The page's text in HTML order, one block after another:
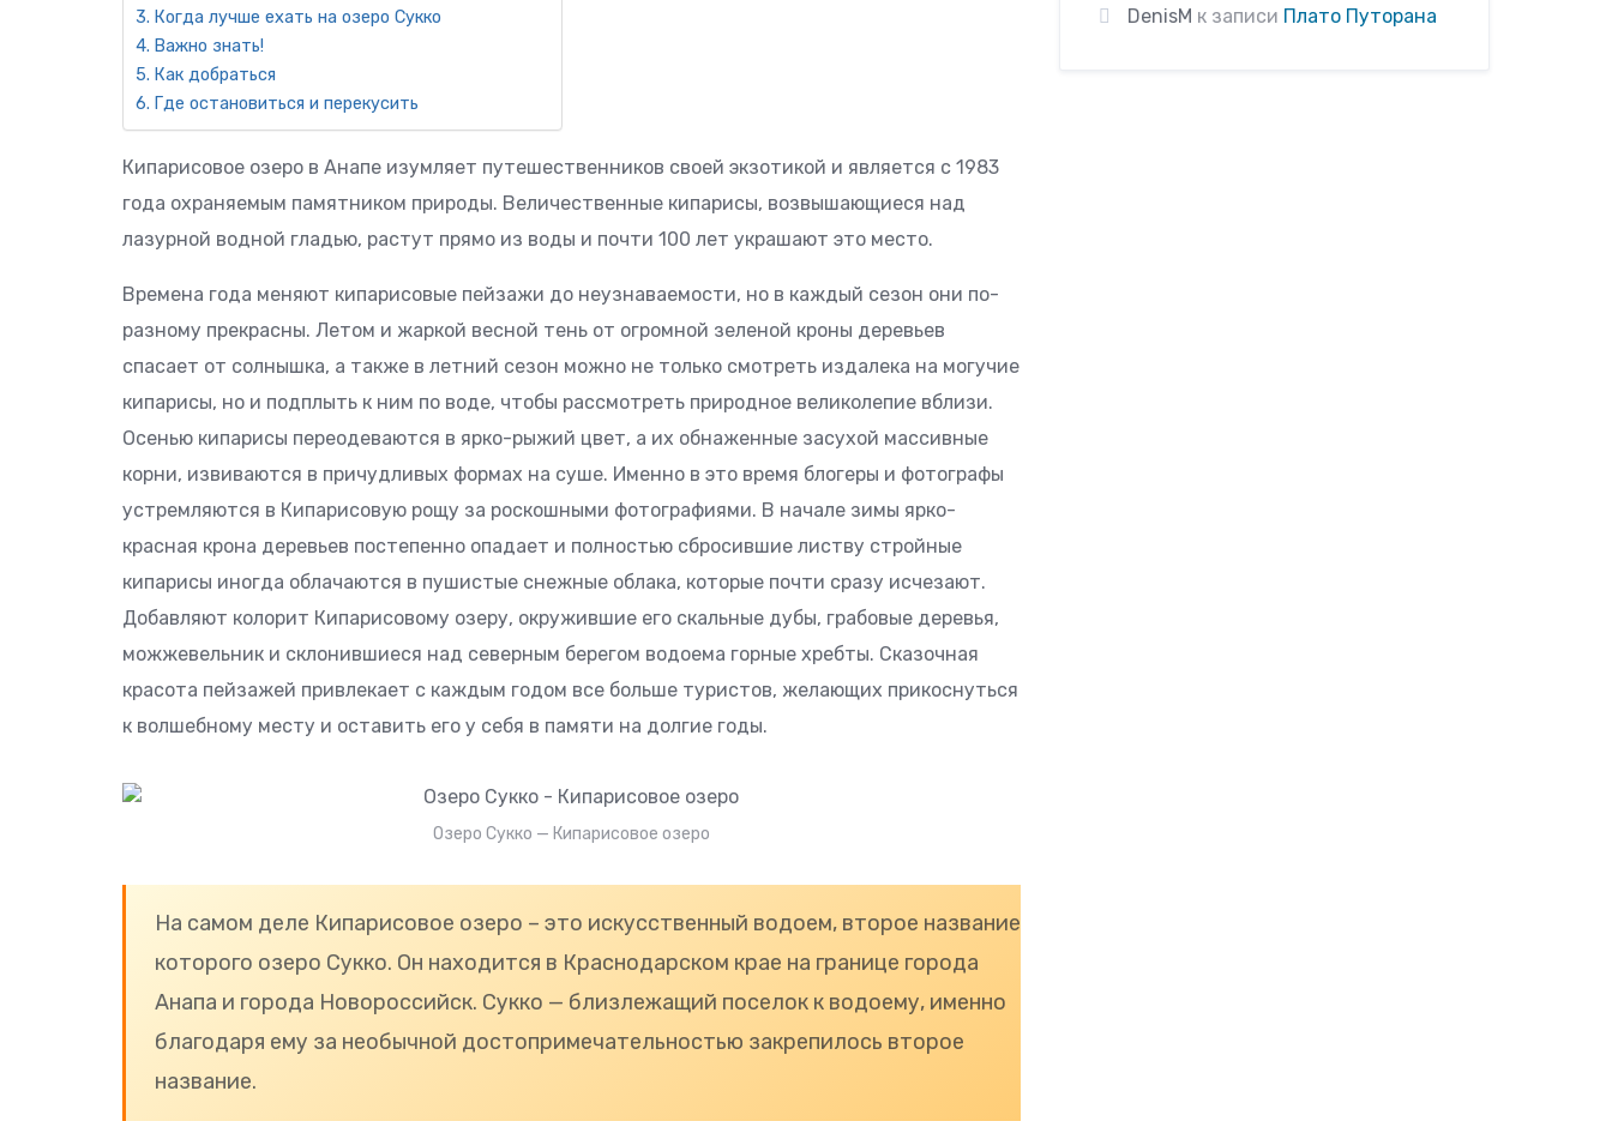
Когда лучше ехать на озеро Сукко
Важно знать!
Как добраться
Где остановиться и перекусить
Кипарисовое озеро в Анапе изумляет путешественников своей экзотикой и является с 1983
года охраняемым памятником природы. Величественные кипарисы, возвышающиеся над
лазурной водной гладью, растут прямо из воды и почти 100 лет украшают это место.
Времена года меняют кипарисовые пейзажи до неузнаваемости, но в каждый сезон они по-
разному прекрасны. Летом и жаркой весной тень от огромной зеленой кроны деревьев
спасает от солнышка, а также в летний сезон можно не только смотреть издалека на могучие
кипарисы, но и подплыть к ним по воде, чтобы рассмотреть природное великолепие вблизи.
Осенью кипарисы переодеваются в ярко-рыжий цвет, а их обнаженные засухой массивные
корни, извиваются в причудливых формах на суше. Именно в это время блогеры и фотографы
устремляются в Кипарисовую рощу за роскошными фотографиями. В начале зимы ярко-
красная крона деревьев постепенно опадает и полностью сбросившие листву стройные
кипарисы иногда облачаются в пушистые снежные облака, которые почти сразу исчезают.
Добавляют колорит Кипарисовому озеру, окружившие его скальные дубы, грабовые деревья,
можжевельник и склонившиеся над северным берегом водоема горные хребты. Сказочная
красота пейзажей привлекает с каждым годом все больше туристов, желающих прикоснуться
к волшебному месту и оставить его у себя в памяти на долгие годы.
Озеро Сукко — Кипарисовое озеро
На самом деле Кипарисовое озеро – это искусственный водоем, второе название
которого озеро Сукко. Он находится в Краснодарском крае на границе города
Анапа и города Новороссийск. Сукко — близлежащий поселок к водоему, именно
благодаря ему за необычной достопримечательностью закрепилось второе
название.
DenisM к записи Плато Путорана